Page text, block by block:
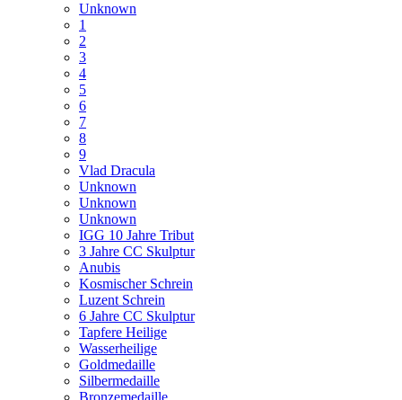
Unknown
1
2
3
4
5
6
7
8
9
Vlad Dracula
Unknown
Unknown
Unknown
IGG 10 Jahre Tribut
3 Jahre CC Skulptur
Anubis
Kosmischer Schrein
Luzent Schrein
6 Jahre CC Skulptur
Tapfere Heilige
Wasserheilige
Goldmedaille
Silbermedaille